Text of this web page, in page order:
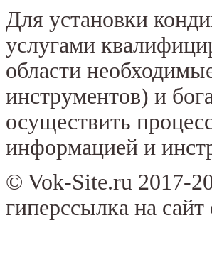
Для установки
услугами
области
инструментов) и
осуществить
информацией и
© Vok-Site.ru 2017-
гиперссылка на сайт